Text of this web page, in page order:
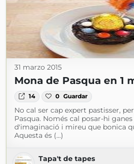
31 marzo 2015
Mona de Pasqua en 1
14 0 Guardar
No cal ser cap expert pastisser,
Pasqua. Només cal posar-hi
d'imaginació i mireu que bonica
Aquesta és (...)
Tapa't de tapes